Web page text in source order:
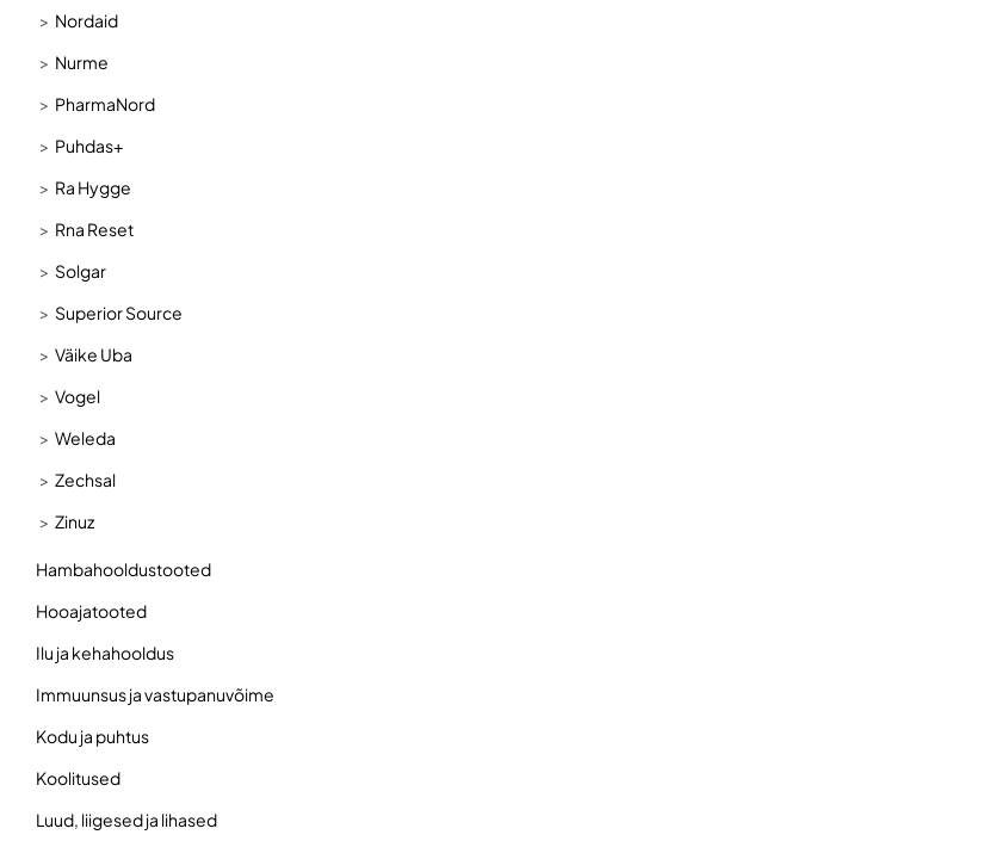
Nordaid
Nurme
PharmaNord
Puhdas+
Ra Hygge
Rna Reset
Solgar
Superior Source
Väike Uba
Vogel
Weleda
Zechsal
Zinuz
Hambahooldustooted
Hooajatooted
Ilu ja kehahooldus
Immuunsus ja vastupanuvõime
Kodu ja puhtus
Koolitused
Luud, liigesed ja lihased